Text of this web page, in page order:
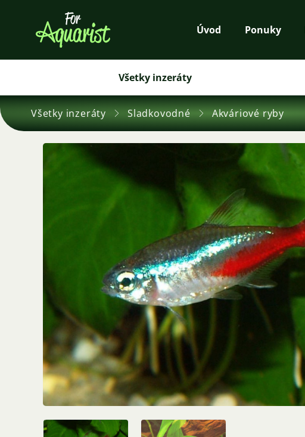
Úvod Ponuky
Všetky inzeráty
Všetky inzeráty Sladkovodné Akváriové ryby